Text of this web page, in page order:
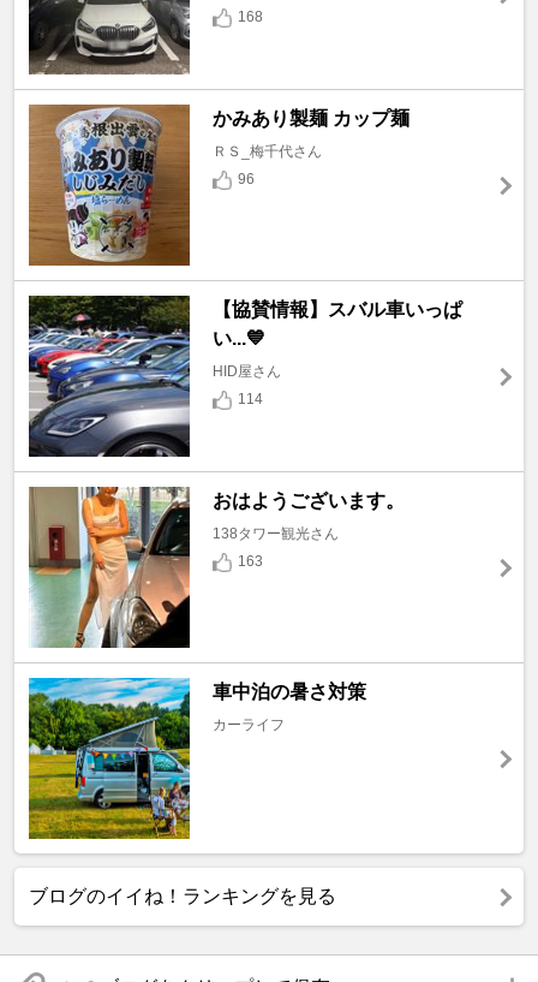
168
かみあり製麺 カップ麺
ＲＳ_梅千代さん
96
【協賛情報】スバル車いっぱ
い...💙
HID屋さん
114
おはようございます。
138タワー観光さん
163
車中泊の暑さ対策
カーライフ
ブログのイイね！ランキングを見る